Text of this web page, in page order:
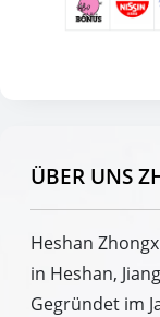
ÜBER UNS
Heshan
in Heshan,
Gegründet im